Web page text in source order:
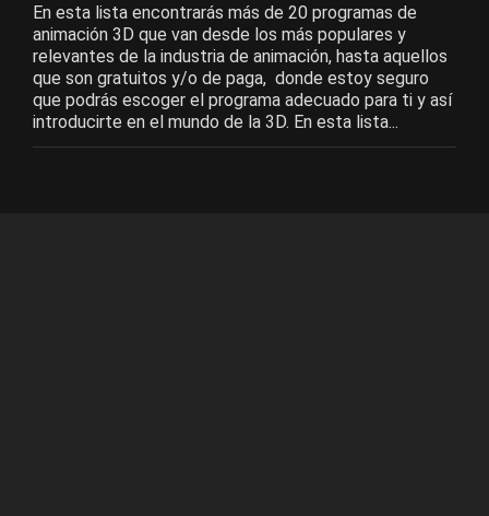
En esta lista encontrarás más de 20 programas de
animación 3D que van desde los más populares y
relevantes de la industria de animación, hasta aquellos
que son gratuitos y/o de paga, donde estoy seguro
que podrás escoger el programa adecuado para ti y así
introducirte en el mundo de la 3D. En esta lista...